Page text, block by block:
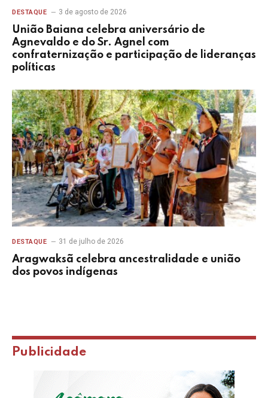
DESTAQUE 3 de agosto de 2026
União Baiana celebra aniversário de
Agnevaldo e do Sr. Agnel com
confraternização e participação de lideranças
políticas
DESTAQUE 31 de julho de 2026
Aragwaksã celebra ancestralidade e união
dos povos indígenas
Publicidade